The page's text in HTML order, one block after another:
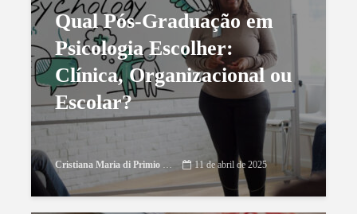
Qual Pós-Graduação em
Psicologia Escolher:
Clínica, Organizacional ou
Escolar?
Cristiana Maria di Primio Gonçalves 11 de abril de 2025